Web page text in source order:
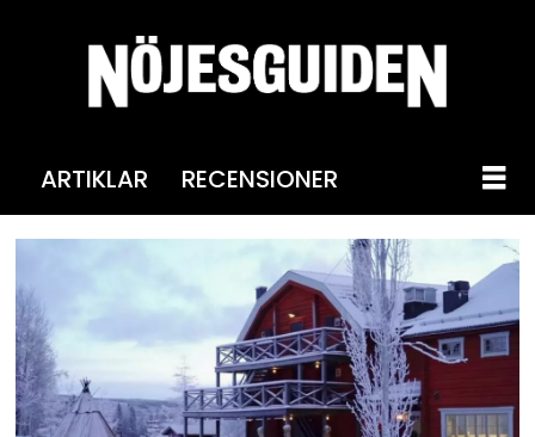
ARTIKLAR RECENSIONER